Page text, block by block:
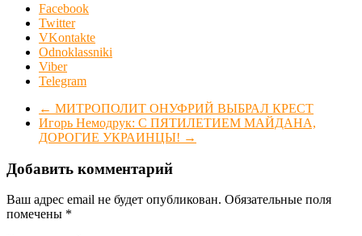
Facebook
Twitter
VKontakte
Odnoklassniki
Viber
Telegram
← МИТРОПОЛИТ ОНУФРИЙ ВЫБРАЛ КРЕСТ
Игорь Немодрук: С ПЯТИЛЕТИЕМ МАЙДАНА,
ДОРОГИЕ УКРАИНЦЫ! →
Добавить комментарий
Ваш адрес email не будет опубликован. Обязательные поля
помечены *